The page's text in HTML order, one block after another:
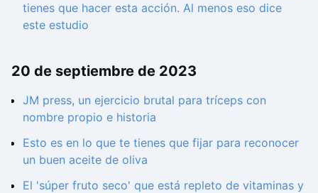
tienes que hacer esta acción. Al menos eso dice
este estudio
20 de septiembre de 2023
JM press, un ejercicio brutal para tríceps con
nombre propio e historia
Esto es en lo que te tienes que fijar para reconocer
un buen aceite de oliva
El 'súper fruto seco' que está repleto de vitaminas y